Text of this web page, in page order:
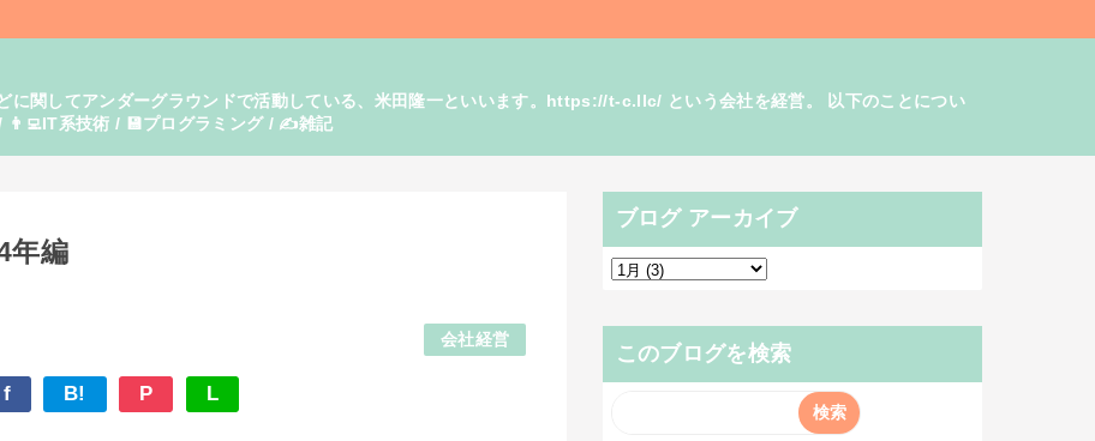
に関してアンダーグラウンドで活動している、米田隆一といいます。https://t-c.llc/ という会社を経営。 以下のことについ
👨‍💻IT系技術 / 💾プログラミング / ✍️雑記
年編
会社経営
f B! P L
ブログ アーカイブ
このブログを検索